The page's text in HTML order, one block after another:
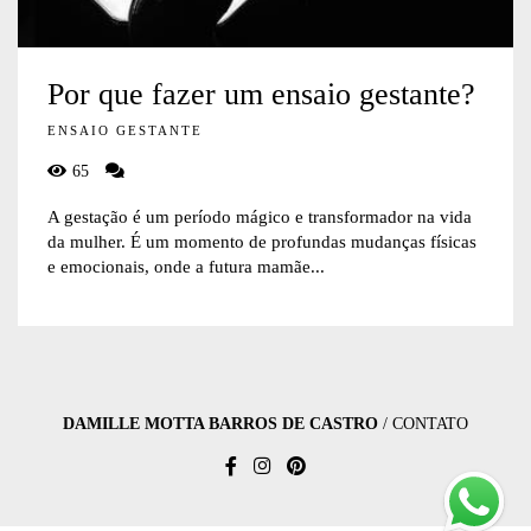
Por que fazer um ensaio gestante?
ENSAIO GESTANTE
65
A gestação é um período mágico e transformador na vida
da mulher. É um momento de profundas mudanças físicas
e emocionais, onde a futura mamãe...
DAMILLE MOTTA BARROS DE CASTRO / CONTATO